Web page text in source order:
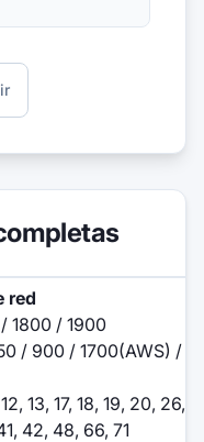
red
1800 / 1900
/ 900 / 1700(AWS) /
13, 17, 18, 19, 20, 26,
42, 48, 66, 71